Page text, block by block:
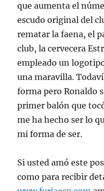
que aumenta el
escudo original del
rematar la faena, el
club, la cervecera
empleado un
una maravilla.
forma pero Ronaldo
primer balón que
me ha hecho ser lo
mi forma de ser.
Si usted amó este
como para recibir